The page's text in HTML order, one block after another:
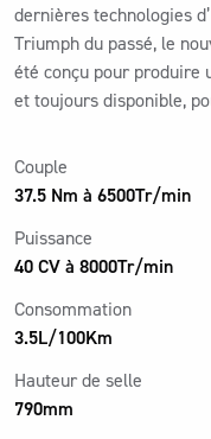
dernières technologies
Triumph du passé, le
été conçu pour produire
et toujours disponible,
Couple
37.5 Nm à 6500Tr/min
Puissance
40 CV à 8000Tr/min
Consommation
3.5L/100Km
Hauteur de selle
790mm